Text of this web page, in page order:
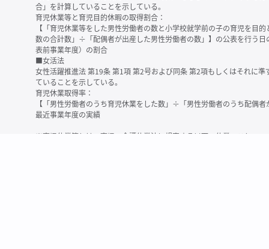
合」を計算していることを示している。
育児休業等と育児目的休暇の取得割合：
【「育児休業等をした男性労働者の数と小学校就学前の子の育児を目
数の合計数」÷「配偶者が出産した男性労働者の数」】の公表を行う
表前事業年度）の割合
■女活法
女性活躍推進法 第19条 第1項 第2号および同条 第2項もしくはそれに
ていることを示している。
育児休業取得率：
【「男性労働者のうち育児休業をした数」÷「男性労働者のうち配偶
最近事業年度の実績
※育児休業等とは、育児・介護休業法に規定する以下の休業のこと